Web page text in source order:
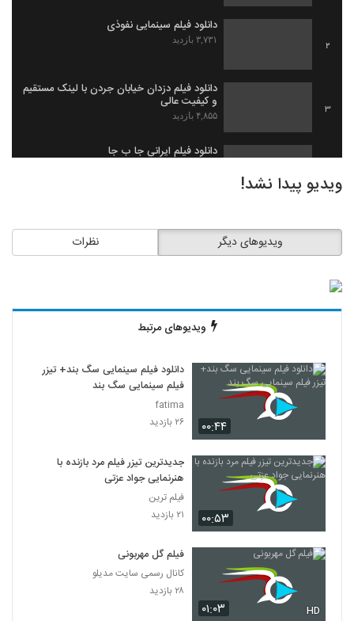
2
دانلود فیلم سینمایی نفوذی
۳,۷۳۱ بازدید
3
دانلود فیلم دزدان خیابان جردن با لینک مستقیم
و کیفیت عالی
۴,۸۵۵ بازدید
دانلود فیلم ایرانی جا ب جا
جرموز
دانلود فیلم بیچاره ها
دانلود فیلم این زن ها ساخته عباس رزیجی
۳,۲۰۳ بازدید
دانلود فیلم ایرانی کلاغ پر
10
دانلود فیلم چراغی در مه به کارگردانی پناه بر خدا
دانلود فیلم بیتابی بیتا
۵,۸۵۷ بازدید
ویدیو پیدا نشد!
نظرات ویدیوهای دیگر
ویدیوهای مرتبط
۰۰:۴۴
دانلود فیلم سینمایی سگ بند+ تیزر
فیلم سینمایی سگ بند
fatima
۲۶ بازدید
۰۰:۵۳
جدیدترین تیزر فیلم مرد بازنده با
هنرنمایی جواد عزتی
فیلم ترین
۲۱ بازدید
۰۱:۰۳ HD
فیلم گل مهربونی
کانال رسمی سایت مدیلو
۲۸ بازدید